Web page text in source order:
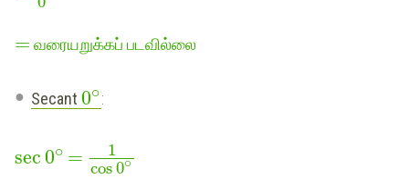
= வரையறுக்கப் படவில்லை
Secant 0∘:
sec0∘ =
1
cos0∘